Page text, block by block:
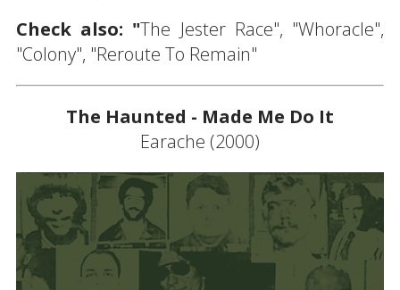
Check also: "The Jester Race", "Whoracle",
"Colony", "Reroute To Remain"
The Haunted - Made Me Do It
Earache (2000)